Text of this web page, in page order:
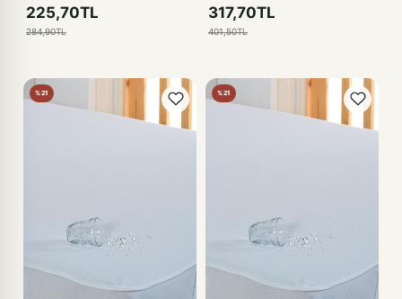
225,70TL
284,90TL
317,70TL
401,50TL
%21 %21